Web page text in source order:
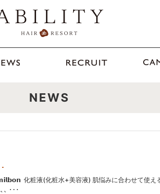
NEWS
化粧液(化粧水+美容液) 肌悩みに合わせて使え
､ ･･･